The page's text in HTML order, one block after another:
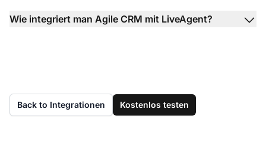
Wie integriert man Agile CRM mit LiveAgent?
Back to Integrationen Kostenlos testen